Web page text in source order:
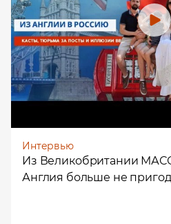
Интервью
Из Великобритании
Англия больше не